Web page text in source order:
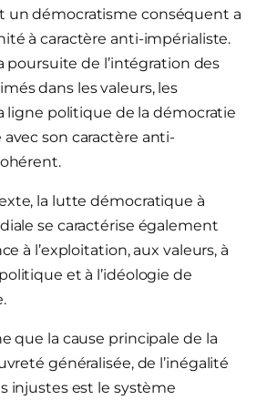
un démocratisme conséquent a
à caractère anti-impérialiste.
poursuite de l’intégration des
dans les valeurs, les
ligne politique de la démocratie
son caractère anti-
la lutte démocratique à
se caractérise également
à l’exploitation, aux valeurs, à
et à l’idéologie de
que la cause principale de la
généralisée, de l’inégalité
injustes est le système